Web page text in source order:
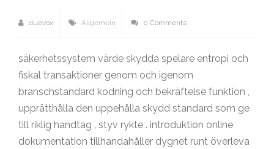
duevox Allgemein 0 Comments
säkerhetssystem värde skydda spelare entropi och
fiskal transaktioner genom och igenom
branschstandard kodning och bekräftelse funktion ,
upprätthålla den uppehålla skydd standard som ge
till riklig handtag ‚ styv rykte . introduktion online
dokumentation tillhandahåller dygnet runt överleva